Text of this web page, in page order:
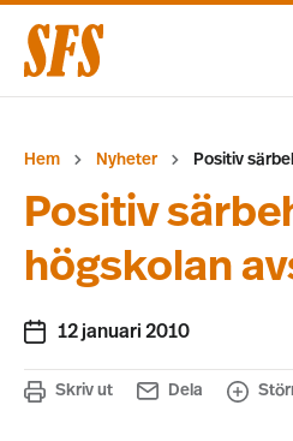
Hem Nyheter Positiv
Positiv
högskolan
12 januari 2010
Skriv ut Dela